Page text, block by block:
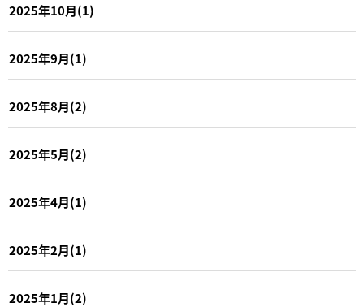
2025年10月(1)
2025年9月(1)
2025年8月(2)
2025年5月(2)
2025年4月(1)
2025年2月(1)
2025年1月(2)